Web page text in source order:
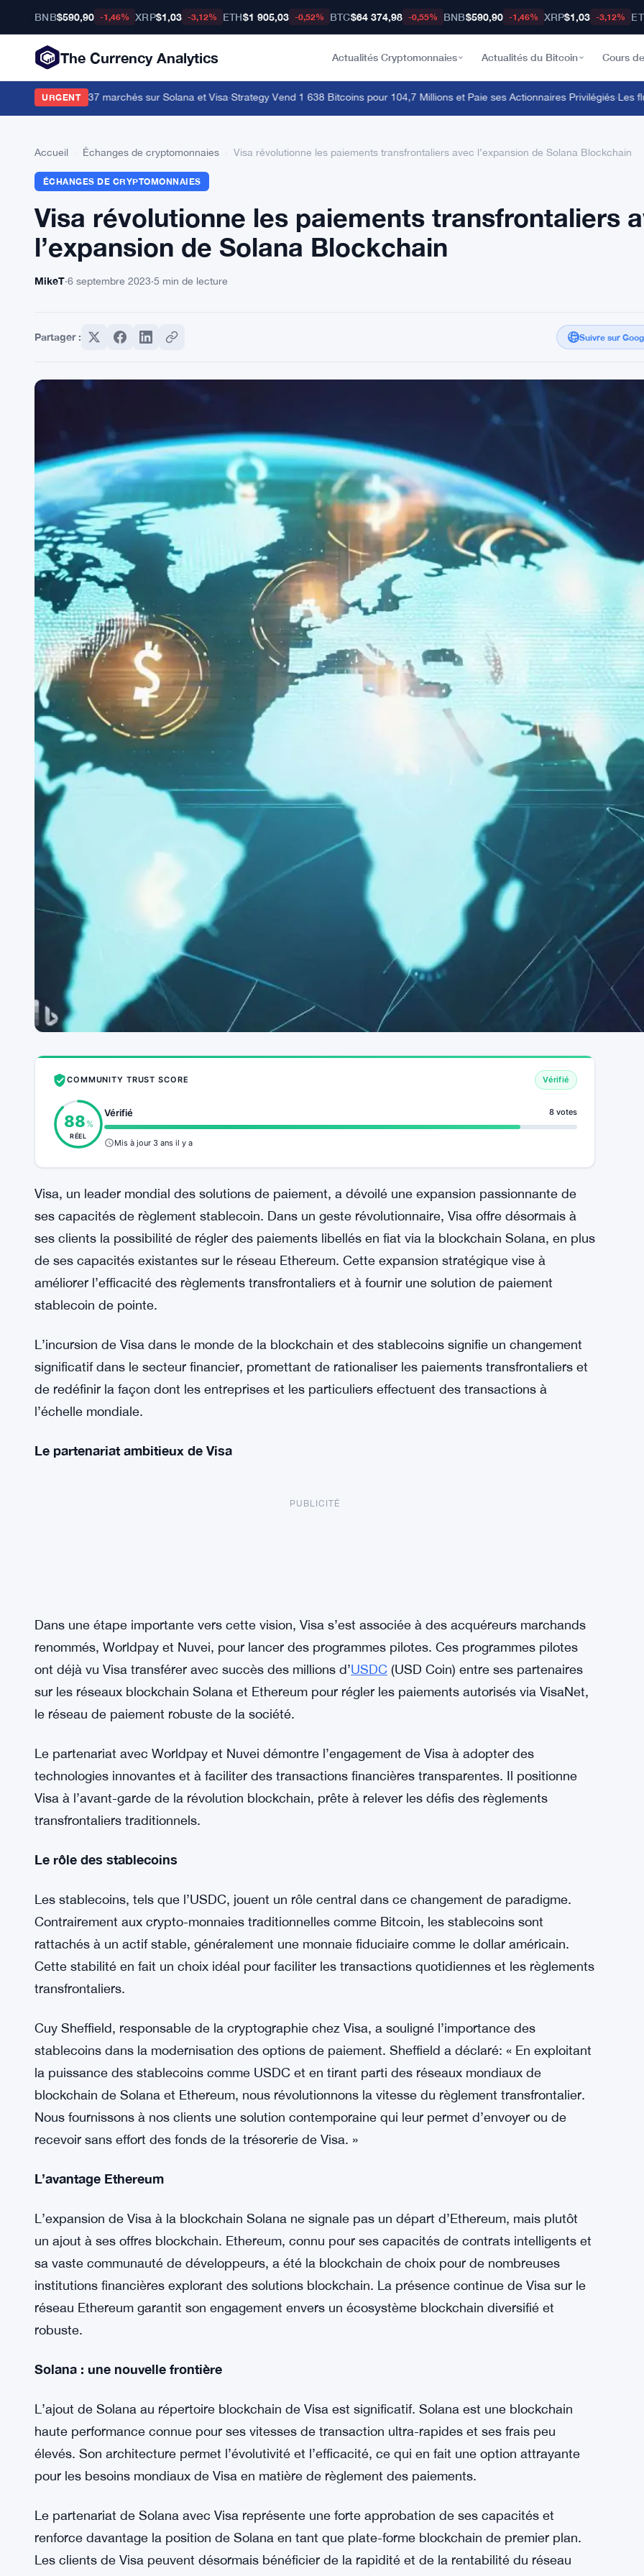
BNB$590,90 -1,46% XRP$1,03 -3,12% ETH$1 905,03 -0,52% BTC$64 374,98 -0,55% BNB$590,90 -1,46% XRP$1,03 -3,12%
The Currency Analytics Actualités Cryptomonnaies Actualités du Bitcoin Cours
URGENT
dans 37 marchés sur Solana et Visa·Strategy Vend 1 638 Bitcoins pour 104,7 Millions et Paie ses Actionnaires Privilégiés·Les flux
Accueil Échanges de cryptomonnaies Visa révolutionne les paiements transfrontaliers avec l’expansion de Solana Blockchain
ÉCHANGES DE CRYPTOMONNAIES
Visa révolutionne les paiements transfrontaliers
l’expansion de Solana Blockchain
MikeT·6 septembre 2023·5 min de lecture
Partager : Suivre sur
COMMUNITY TRUST SCORE Vérifié
88 %
RÉEL
Vérifié 8 votes
Mis à jour 3 ans il y a
Visa, un leader mondial des solutions de paiement, a dévoilé une expansion passionnante de
ses capacités de règlement stablecoin. Dans un geste révolutionnaire, Visa offre désormais à
ses clients la possibilité de régler des paiements libellés en fiat via la blockchain Solana, en plus
de ses capacités existantes sur le réseau Ethereum. Cette expansion stratégique vise à
améliorer l’efficacité des règlements transfrontaliers et à fournir une solution de paiement
stablecoin de pointe.
L’incursion de Visa dans le monde de la blockchain et des stablecoins signifie un changement
significatif dans le secteur financier, promettant de rationaliser les paiements transfrontaliers et
de redéfinir la façon dont les entreprises et les particuliers effectuent des transactions à
l’échelle mondiale.
Le partenariat ambitieux de Visa
PUBLICITÉ
Dans une étape importante vers cette vision, Visa s’est associée à des acquéreurs marchands
renommés, Worldpay et Nuvei, pour lancer des programmes pilotes. Ces programmes pilotes
ont déjà vu Visa transférer avec succès des millions d’
le réseau de paiement robuste de la société.
Le partenariat avec Worldpay et Nuvei démontre l’engagement de Visa à adopter des
technologies innovantes et à faciliter des transactions financières transparentes. Il positionne
Visa à l’avant-garde de la révolution blockchain, prête à relever les défis des règlements
transfrontaliers traditionnels.
Les stablecoins, tels que l’USDC, jouent un rôle central dans ce changement de paradigme.
Contrairement aux crypto-monnaies traditionnelles comme Bitcoin, les stablecoins sont
rattachés à un actif stable, généralement une monnaie fiduciaire comme le dollar américain.
Cette stabilité en fait un choix idéal pour faciliter les transactions quotidiennes et les règlements
transfrontaliers.
Cuy Sheffield, responsable de la cryptographie chez Visa, a souligné l’importance des
la puissance des stablecoins comme USDC et en tirant parti des réseaux mondiaux de
blockchain de Solana et Ethereum, nous révolutionnons la vitesse du règlement transfrontalier.
Nous fournissons à nos clients une solution contemporaine qui leur permet d’envoyer ou de
recevoir sans effort des fonds de la trésorerie de Visa. »
L’avantage Ethereum
L’expansion de Visa à la blockchain Solana ne signale pas un départ d’Ethereum, mais plutôt
sa vaste communauté de développeurs, a été la blockchain de choix pour de nombreuses
institutions financières explorant des solutions blockchain. La présence continue de Visa sur le
réseau Ethereum garantit son engagement envers un écosystème blockchain diversifié et
robuste.
Solana : une nouvelle frontière
L’ajout de Solana au répertoire blockchain de Visa est significatif. Solana est une blockchain